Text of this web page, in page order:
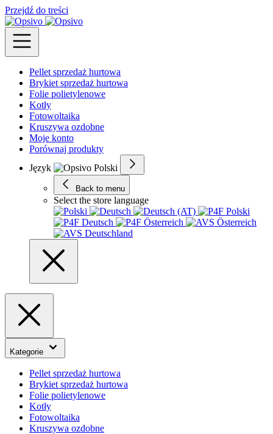
Przejdź do treści
Pellet sprzedaż hurtowa
Brykiet sprzedaż hurtowa
Folie polietylenowe
Kotły
Fotowoltaika
Kruszywa ozdobne
Moje konto
Porównaj produkty
Język
Back to menu
Select the store language
Kategorie
Pellet sprzedaż hurtowa
Brykiet sprzedaż hurtowa
Folie polietylenowe
Kotły
Fotowoltaika
Kruszywa ozdobne